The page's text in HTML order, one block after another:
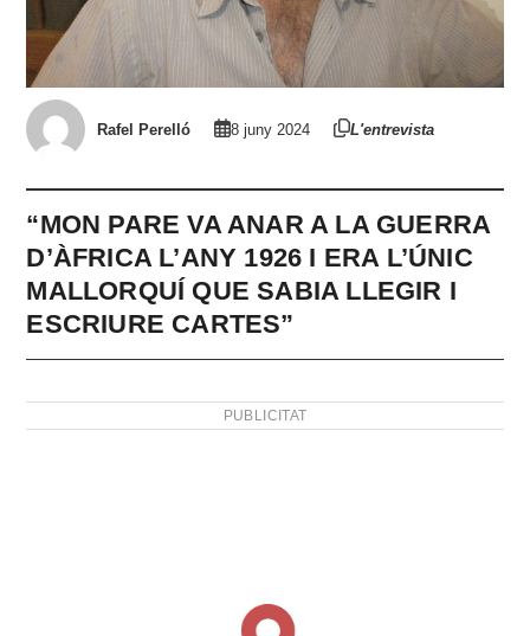
Rafel Perelló 8 juny 2024 L'entrevista
“MON PARE VA ANAR A LA GUERRA
D’ÀFRICA L’ANY 1926 I ERA L’ÚNIC
MALLORQUÍ QUE SABIA LLEGIR I
ESCRIURE CARTES”
PUBLICITAT